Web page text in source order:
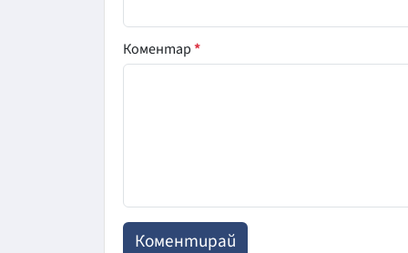
Коментар*